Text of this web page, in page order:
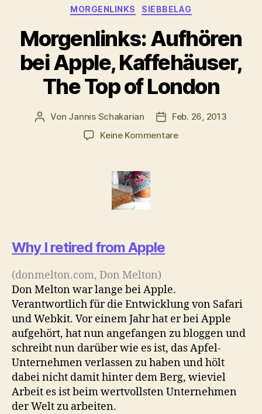
Kategorien
MORGENLINKS SIEBBELAG
Morgenlinks: Aufhören
bei Apple, Kaffehäuser,
The Top of London
Beitragsautor
Von Jannis Schakarian Veröffentlichungsdatum
Feb. 26, 2013
Keine Kommentarezu
Why I retired from Apple
(donmelton.com, Don Melton)
Don Melton war lange bei Apple.
Verantwortlich für die Entwicklung von Safari
und Webkit. Vor einem Jahr hat er bei Apple
aufgehört, hat nun angefangen zu bloggen und
schreibt nun darüber wie es ist, das Apfel-
Unternehmen verlassen zu haben und hölt
dabei nicht damit hinter dem Berg, wieviel
Arbeit es ist beim wertvollsten Unternehmen
der Welt zu arbeiten.